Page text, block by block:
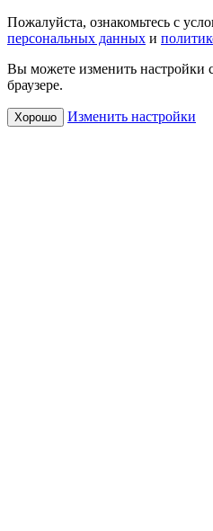
Пожалуйста, ознакомьтесь с
персональных данных и
Вы можете изменить настройки
браузере.
Хорошо Изменить настройки